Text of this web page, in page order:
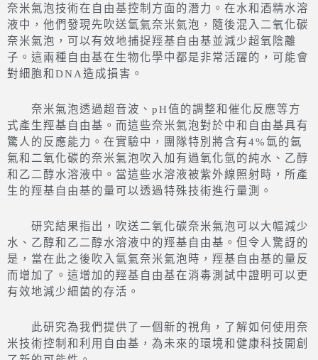
奈米氣泡技術在自由基控制方面的潛力。在水和酒精水溶
液中，他們發現先吹送氫氣奈米氣泡，隨後混入二氧化碳
奈米氣泡，可以有效地捕捉羥基自由基並減少超氧陰離
子。這兩種自由基在生物化學中都是非常活躍的，可能會
對細胞和DNA造成損害。
奈米氣泡透過超音波、pH值的調整和催化反應等方
式產生羥基自由基。而這些奈米氣泡對於中和自由基具有
驚人的反應能力。在實驗中，團隊特別將含有4%氫的氬
氣和二氧化碳的奈米氣泡吹入加有過氧化氫的純水、乙醇
和乙二醇水溶液中。當這些水溶液被紫外線照射時，所產
生的羥基自由基的量可以透過特殊技術進行量測。
研究結果指出，吹送二氧化碳奈米氣泡可以大幅減少
水、乙醇和乙二醇水溶液中的羥基自由基。但令人驚訝的
是，當在此之後吹入氫氣奈米氣泡時，羥基自由基的量反
而增加了。這增加的羥基自由基在消毒測試中證明可以更
有效地減少細菌的存活。
此研究為我們提供了一個新的視角，了解如何使用奈
米技術控制和利用自由基，為未來的環境和健康科技開創